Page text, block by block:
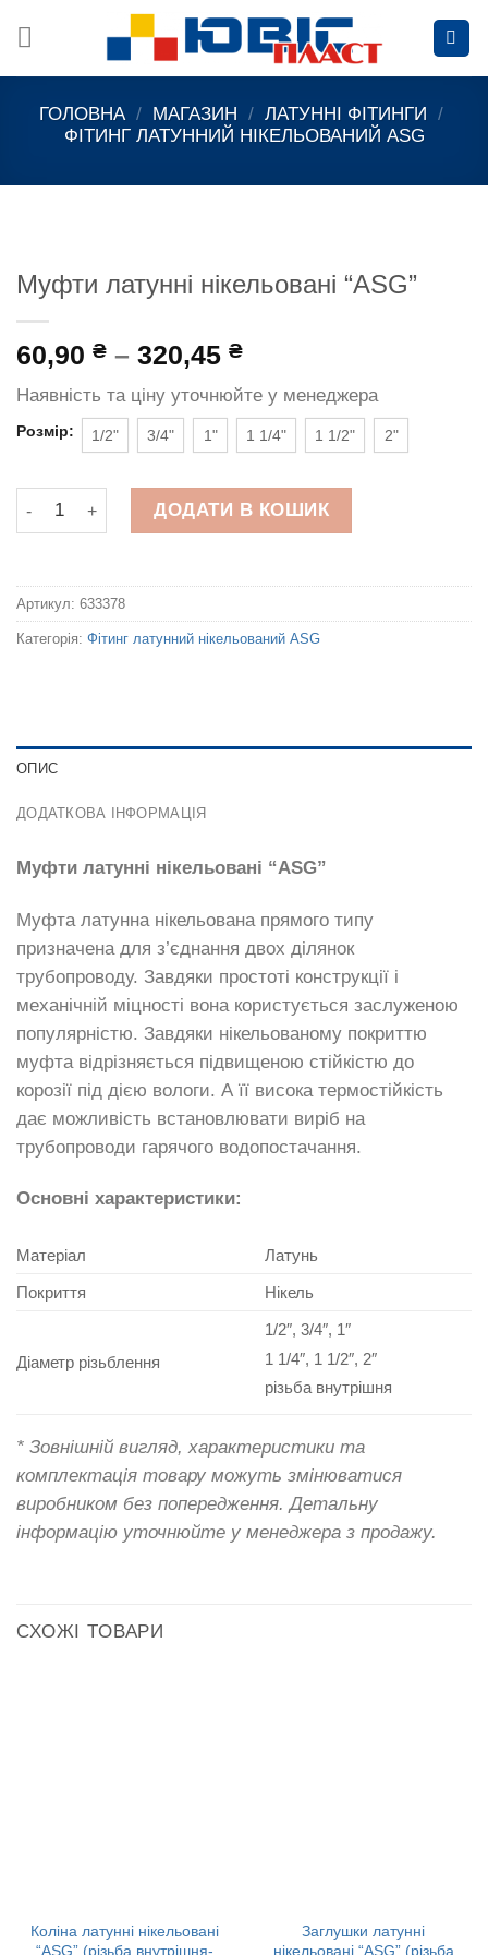
ГОЛОВНА / МАГАЗИН / ЛАТУННІ ФІТИНГИ /
ФІТИНГ ЛАТУННИЙ НІКЕЛЬОВАНИЙ ASG
Муфти латунні нікельовані “ASG”
60,90 ₴ – 320,45 ₴
Наявність та ціну уточнюйте у менеджера
Розмір: 1/2" 3/4" 1" 1 1/4" 1 1/2" 2"
Муфти латунні нікельовані "ASG" кількість
ДОДАТИ В КОШИК
Артикул: 633378
Категорія: Фітинг латунний нікельований ASG
ОПИС
ДОДАТКОВА ІНФОРМАЦІЯ
Муфти латунні нікельовані “ASG”
Муфта латунна нікельована прямого типу
призначена для з’єднання двох ділянок
трубопроводу. Завдяки простоті конструкції і
механічній міцності вона користується заслуженою
популярністю. Завдяки нікельованому покриттю
муфта відрізняється підвищеною стійкістю до
корозії під дією вологи. А її висока термостійкість
дає можливість встановлювати виріб на
трубопроводи гарячого водопостачання.
Основні характеристики:
Матеріал
Латунь
Покриття
Нікель
Діаметр різьблення
1/2″, 3/4″, 1″
1 1/4″, 1 1/2″, 2″
різьба внутрішня
* Зовнішній вигляд, характеристики та
комплектація товару можуть змінюватися
виробником без попередження. Детальну
інформацію уточнюйте у менеджера з продажу.
СХОЖІ ТОВАРИ
Коліна латунні нікельовані
“ASG” (різьба внутрішня-
Заглушки латунні
нікельовані “ASG” (різьба